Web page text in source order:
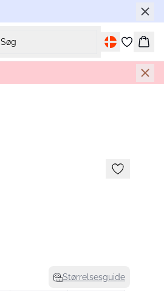
Søg
Kurv
Størrelsesguide